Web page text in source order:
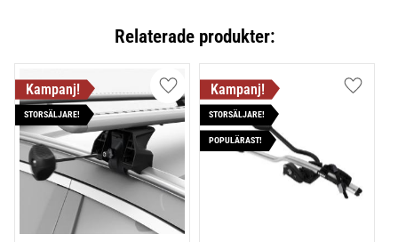
Relaterade produkter:
STORSÄLJARE!
Lägg till i favoriter
STORSÄLJARE!
POPULÄRAST!
Lägg